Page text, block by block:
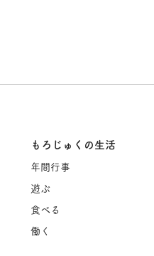
もろじゅくの生活
年間行事
遊ぶ
食べる
働く